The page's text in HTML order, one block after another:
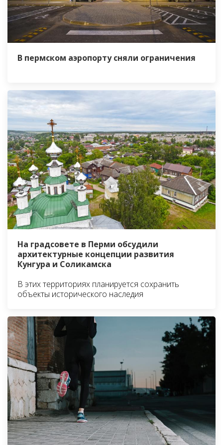
В пермском аэропорту сняли ограничения
На градсовете в Перми обсудили
архитектурные концепции развития
Кунгура и Соликамска
В этих территориях планируется сохранить
объекты исторического наследия